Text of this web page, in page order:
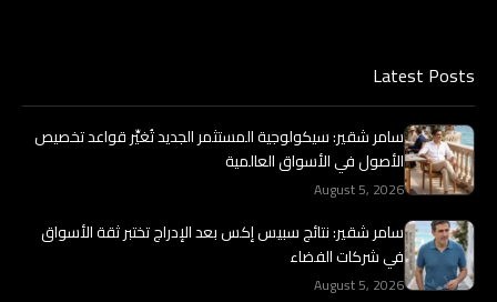
Latest Posts
سامر شقير: سيكولوجية المستثمر الجديد تُغيِّر قواعد تخصيص
الأصول في الأسواق العالمية
August 5, 2026
سامر شقير: نتائج سبيس إكس بعد الإدراج تختبر ثقة الأسواق
في شركات الفضاء
August 5, 2026